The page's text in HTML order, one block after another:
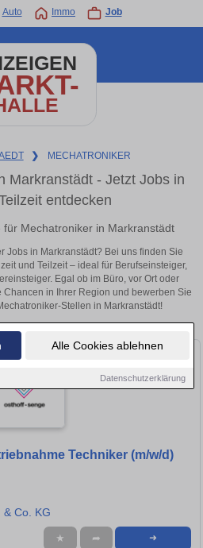
Alle Cookies ablehnen
Datenschutzerklärung
Auto Immo Job
❯ MECHATRONIKER
Markranstädt - Jetzt Jobs in
entdecken
Mechatroniker in Markranstädt
Jobs in Markranstädt? Bei uns finden Sie
und Teilzeit – ideal für Berufseinsteiger,
Egal ob im Büro, vor Ort oder
Chancen in Ihrer Region und bewerben Sie
Stellen in Markranstädt!
Techniker (m/w/d)
Co. KG
★ ➦ ➜